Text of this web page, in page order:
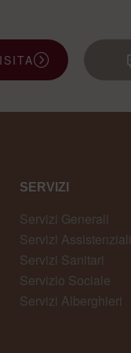
SERVIZI
Servizi Generali
Servizi Assistenziali
Servizi Sanitari
Servizio Sociale
Servizi Alberghieri